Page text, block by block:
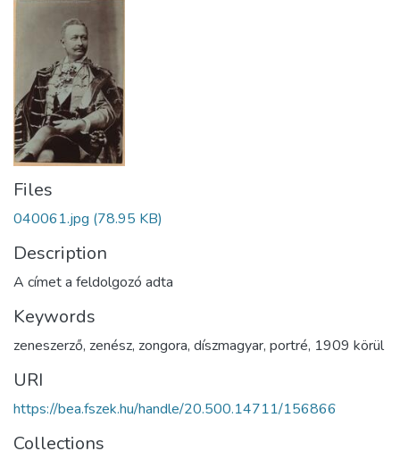
Files
040061.jpg (78.95 KB)
Description
A címet a feldolgozó adta
Keywords
zeneszerző, zenész, zongora, díszmagyar, portré, 1909 körül
URI
https://bea.fszek.hu/handle/20.500.14711/156866
Collections